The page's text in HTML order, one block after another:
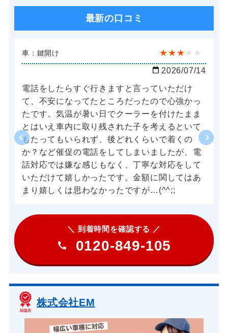
最新の口コミ
車：鍵開け ★★★★ ★
2026/07/14
電話をしたらすぐ行きますと言っていただけ
て、不安になってたところだったので心強かっ
たです。気温が暑い日でクーラーを付けたまま
とはいえ車内に取り残された子を考えるといて
もたってもいられず、後どれくらいで着くの
か？など催促の電話をしてしまいましたが、電
話対応では嫌な感じもなく、丁寧な対応をして
いただけて嬉しかったです。金額に関してはあ
まり嬉しくは思わなかったですが…(^^;;
＼ 到着時間を確認する ／
0120-849-105
株式会社EM